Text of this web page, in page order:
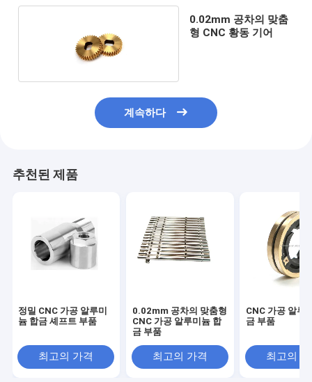
0.02mm 공차의 맞춤
형 CNC 황동 기어
계속하다
추천된 제품
정밀 CNC 가공 알루미
늄 합금 셰프트 부품
최고의 가격
0.02mm 공차의 맞춤형
CNC 가공 알루미늄 합
금 부품
최고의 가격
CNC 가공 알루
금 부품
최고의